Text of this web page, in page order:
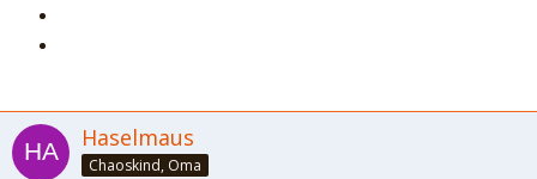
Haselmaus
Chaoskind, Oma